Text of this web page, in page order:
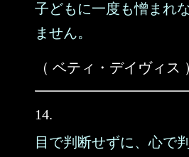
子どもに一度も憎まれ
ません。
（ ベティ・デイヴィス
14.
目で判断せずに、心で